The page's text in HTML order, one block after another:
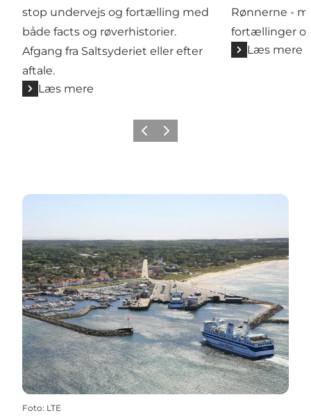
stop undervejs og fortælling med
både facts og røverhistorier.
Afgang fra Saltsyderiet eller efter
aftale.
Læs mere
Rønnerne -
fortællinger
Læs mere
Forrige billede
Næste billede
Foto: LTE